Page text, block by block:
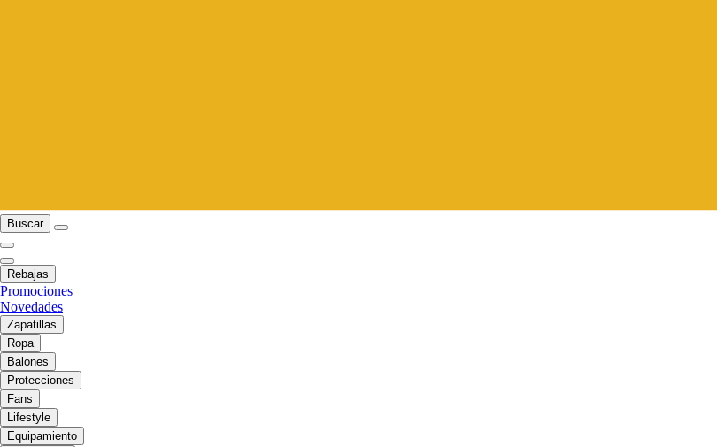
Buscar
Rebajas
Promociones
Novedades
Zapatillas
Ropa
Balones
Protecciones
Fans
Lifestyle
Equipamiento